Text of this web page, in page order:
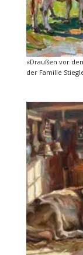
«Draußen vor
der Familie